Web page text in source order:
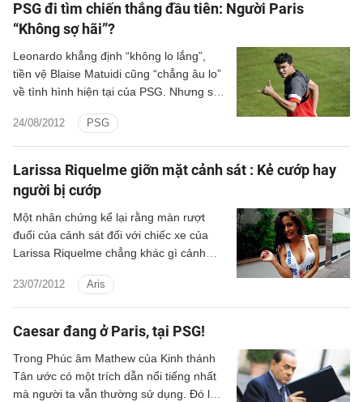
PSG đi tìm chiến thắng đầu tiên: Người Paris
“Không sợ hãi”?
24/08/2012 PSG
Leonardo khẳng định “không lo lắng”,
tiền vệ Blaise Matuidi cũng “chẳng âu lo”
về tình hình hiện tại của PSG. Nhưng sau
đang chờ đợi lại là Bordeaux, người ta có
nhiều lý do để nghi ngờ phát biểu của bộ
đôi này.
Larissa Riquelme giỡn mặt cảnh sát : Kẻ cướp hay
người bị cướp
23/07/2012 Aris
Một nhân chứng kể lại rằng màn rượt
đuổi của cảnh sát đối với chiếc xe của
Larissa Riquelme chẳng khác gì cảnh
Caesar đang ở Paris, tại PSG!
Trong Phúc âm Mathew của Kinh thánh
Tân ước có một trích dẫn nổi tiếng nhất
mà người ta vẫn thường sử dụng. Đó là